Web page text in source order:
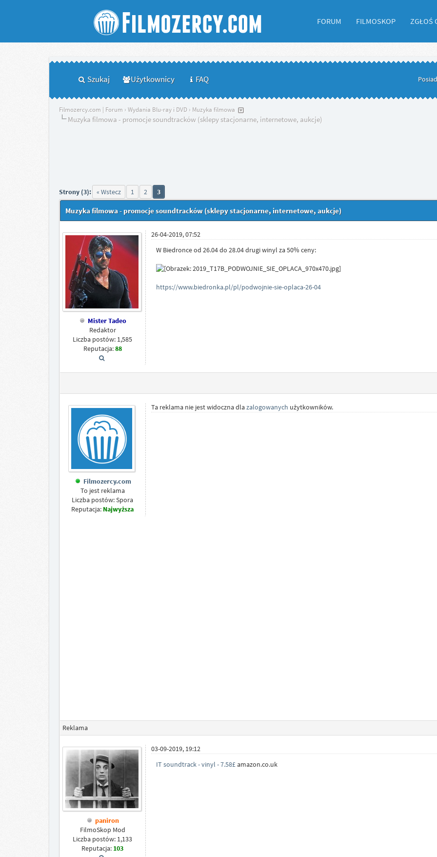
FORUM FILMOSKOP ZGŁOŚ
Szukaj Użytkownicy FAQ
Filmozercy.com | Forum › Wydania Blu-ray i DVD› Muzyka filmowa
Muzyka filmowa - promocje soundtracków (sklepy stacjonarne, internetowe, aukcje)
Strony (3): « Wstecz 1 2 3
Muzyka filmowa - promocje soundtracków (sklepy stacjonarne, internetowe, aukcje)
Mister Tadeo
Redaktor
Liczba postów: 1,585
Reputacja:88
26-04-2019, 07:52
W Biedronce od 26.04 do 28.04 drugi winyl za 50% ceny:
https://www.biedronka.pl/pl/podwojnie-sie-oplaca-26-04
Filmozercy.com
To jest reklama
Liczba postów: Spora
Reputacja: Najwyższa
Ta reklama nie jest widoczna dlazalogowanych użytkowników.
Reklama
paniron
FilmoSkop Mod
Liczba postów: 1,133
Reputacja: 103
03-09-2019, 19:12
IT soundtrack - vinyl - 7.58£amazon.co.uk